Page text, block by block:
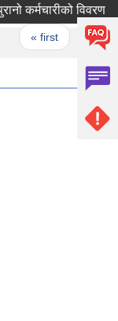
बडीमालिका नगपलिकको पुरानो कर्मचारीको विवरण
« first ‹